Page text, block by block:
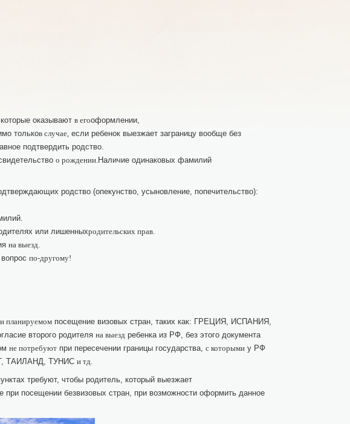
оказывают в егооформлении,
тольков случае, если ребенок выезжает заграницу вообще без
подтвердить родство.
о рождении.Наличие одинаковых фамилий
родство (опекунство, усыновление, попечительство):
или лишенныхродительских прав.
на выезд.
по-другому!
планируемом посещение визовых стран, таких как: ГРЕЦИЯ, ИСПАНИЯ,
второго родителя на выезд ребенка из РФ, без этого документа
не потребуют при пересечении границы государства, с которыми у РФ
ТАИЛАНД, ТУНИС и тд.
требуют, чтобы родитель, который выезжает
при посещении безвизовых стран, при возможности оформить данное